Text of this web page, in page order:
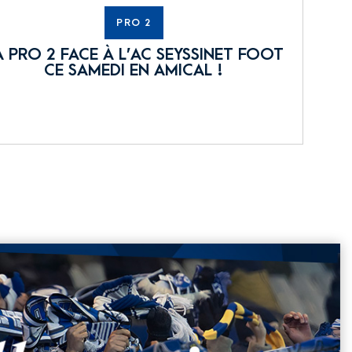
PRO 2
PRO 2 FACE À L’AC SEYSSINET FOOT
CE SAMEDI EN AMICAL !